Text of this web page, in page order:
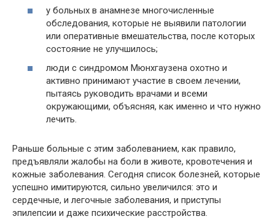
у больных в анамнезе многочисленные
обследования, которые не выявили патологии
или оперативные вмешательства, после которых
состояние не улучшилось;
люди с синдромом Мюнхгаузена охотно и
активно принимают участие в своем лечении,
пытаясь руководить врачами и всеми
окружающими, объясняя, как именно и что нужно
лечить.
Раньше больные с этим заболеванием, как правило,
предъявляли жалобы на боли в животе, кровотечения и
кожные заболевания. Сегодня список болезней, которые
успешно имитируются, сильно увеличился: это и
сердечные, и легочные заболевания, и приступы
эпилепсии и даже психические расстройства.